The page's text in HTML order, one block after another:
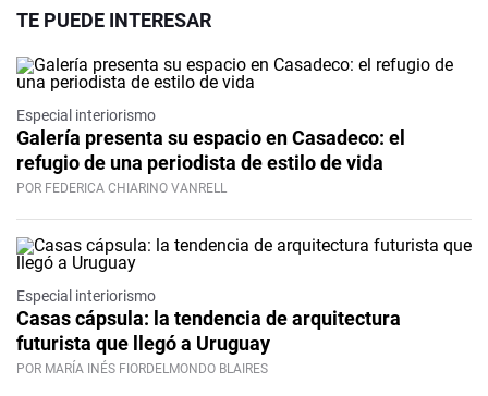
TE PUEDE INTERESAR
Especial interiorismo
Galería presenta su espacio en Casadeco: el
refugio de una periodista de estilo de vida
POR FEDERICA CHIARINO VANRELL
Especial interiorismo
Casas cápsula: la tendencia de arquitectura
futurista que llegó a Uruguay
POR MARÍA INÉS FIORDELMONDO BLAIRES